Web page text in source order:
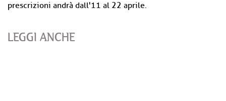
prescrizioni andrà dall'11 al 22 aprile.
LEGGI ANCHE